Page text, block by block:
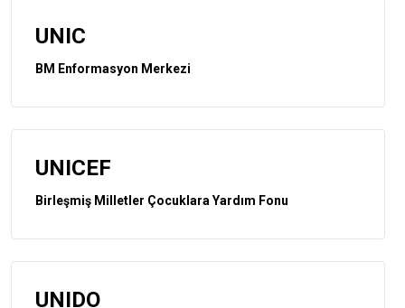
UNIC
BM Enformasyon Merkezi
UNICEF
Birleşmiş Milletler Çocuklara Yardım Fonu
UNIDO